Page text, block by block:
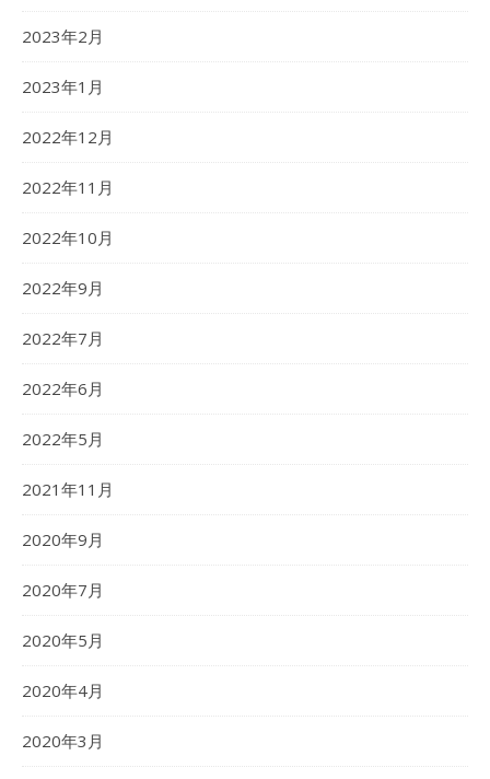
2023年2月
2023年1月
2022年12月
2022年11月
2022年10月
2022年9月
2022年7月
2022年6月
2022年5月
2021年11月
2020年9月
2020年7月
2020年5月
2020年4月
2020年3月